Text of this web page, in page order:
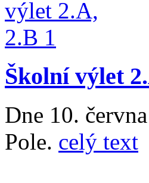
Školní výlet
Dne 10.
Pole. celý text